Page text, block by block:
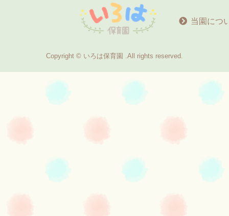
当園につ
Copyright © いろは保育園 .All rights reserved.